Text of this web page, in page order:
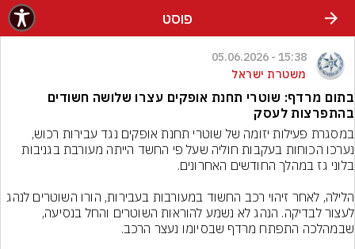
פוסט
15:38 - 05.06.2026
משטרת ישראל
בתום מרדף: שוטרי תחנת אופקים עצרו שלושה חשודים
בהתפרצות לעסק
נערכו הכוחות בעקבות חוליה שעל פי החשד הייתה מעורבת בגניבות
הלילה, לאחר זיהוי רכב החשוד במעורבות בעבירות, הורו השוטרים לנהג